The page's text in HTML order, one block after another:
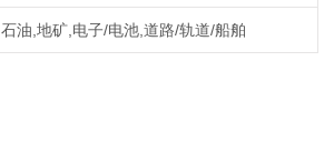
石油,地矿,电子/电池,道路/轨道/船舶